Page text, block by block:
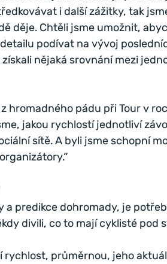
i další zážitky, tak
děje. Chtěli jsme umožnit,
podívat na vývoj
nějaká srovnání mezi
pádu při Tour v
jakou rychlostí jednotliví
sítě. A byli jsme schopní
a predikce dohromady, je
divili, co to mají cyklisté pod
rychlost, průměrnou, jeho